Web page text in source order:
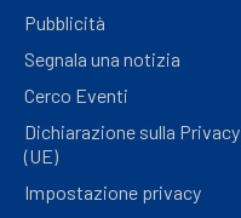
Pubblicità
Segnala una notizia
Cerco Eventi
Dichiarazione sulla Privacy
(UE)
Impostazione privacy